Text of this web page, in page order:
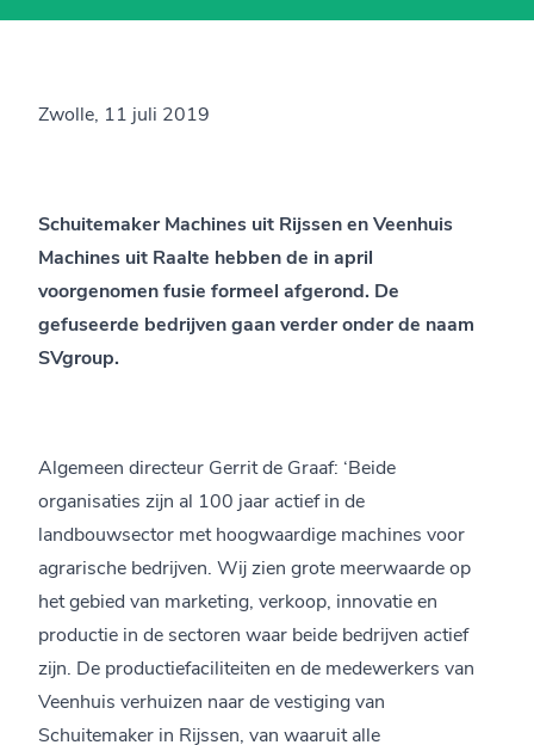
Zwolle, 11 juli 2019
Schuitemaker Machines uit Rijssen en Veenhuis
Machines uit Raalte hebben de in april
voorgenomen fusie formeel afgerond. De
gefuseerde bedrijven gaan verder onder de naam
SVgroup.
Algemeen directeur Gerrit de Graaf: ‘Beide
organisaties zijn al 100 jaar actief in de
landbouwsector met hoogwaardige machines voor
agrarische bedrijven. Wij zien grote meerwaarde op
het gebied van marketing, verkoop, innovatie en
productie in de sectoren waar beide bedrijven actief
zijn. De productiefaciliteiten en de medewerkers van
Veenhuis verhuizen naar de vestiging van
Schuitemaker in Rijssen, van waaruit alle